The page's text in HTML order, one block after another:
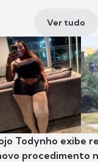
Ver tudo
Todynho exibe
procedimento